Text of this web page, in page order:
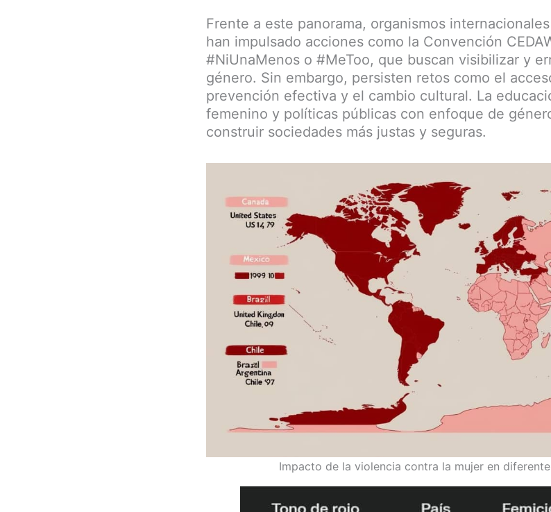
Frente a este panorama, organismos
han impulsado acciones como la Convención
#NiUnaMenos o #MeToo, que buscan visibilizar y
género. Sin embargo, persisten retos como el
prevención efectiva y el cambio cultural. La
femenino y políticas públicas con enfoque de
construir sociedades más justas y seguras.
Impacto de la violencia contra la mujer en